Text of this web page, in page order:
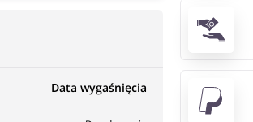
Data wygaśnięcia